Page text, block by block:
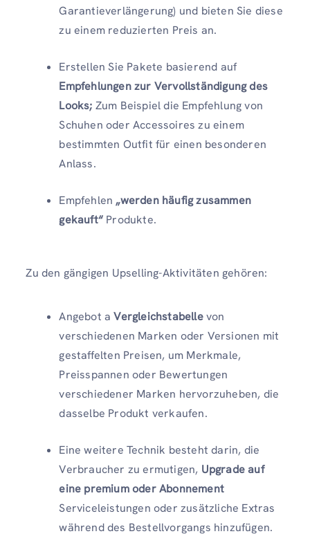
Garantieverlängerung) und bieten Sie diese
zu einem reduzierten Preis an.
Erstellen Sie Pakete basierend auf
Empfehlungen zur Vervollständigung des
Looks; Zum Beispiel die Empfehlung von
Schuhen oder Accessoires zu einem
bestimmten Outfit für einen besonderen
Anlass.
Empfehlen „werden häufig zusammen
gekauft“ Produkte.
Zu den gängigen Upselling-Aktivitäten gehören:
Angebot aVergleichstabellevon
verschiedenen Marken oder Versionen mit
gestaffelten Preisen, um Merkmale,
Preisspannen oder Bewertungen
verschiedener Marken hervorzuheben, die
dasselbe Produkt verkaufen.
Eine weitere Technik besteht darin, die
Verbraucher zu ermutigen, Upgrade auf
eine premium oder Abonnement
Serviceleistungen oder zusätzliche Extras
während des Bestellvorgangs hinzufügen.